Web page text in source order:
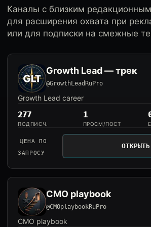
Каналы с близким
для расширения охвата при
или для подписки на смежные
Growth Lead — трек
@GrowthLeadRuPro
Growth Lead career
277
ПОДПИСЧ.
1
ПРОСМ/ПОСТ
ЦЕНА ПО
ЗАПРОСУ
ОТКРЫТЬ
CMO playbook
@CMOplaybookRuPro
CMO playbook